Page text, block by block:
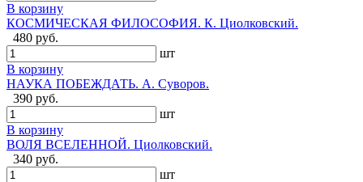
В корзину
КОСМИЧЕСКАЯ ФИЛОСОФИЯ. К. Циолковский.
480 руб.
шт
В корзину
НАУКА ПОБЕЖДАТЬ. А. Суворов.
390 руб.
шт
В корзину
ВОЛЯ ВСЕЛЕННОЙ. Циолковский.
340 руб.
шт